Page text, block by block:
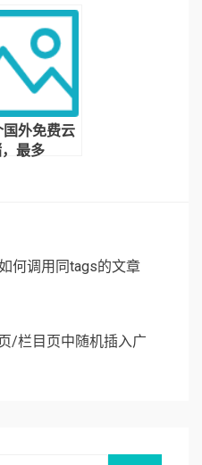
$bqr和
有什么区
国外免费云
最多
何调用同tags的文章
/栏目页中随机插入广